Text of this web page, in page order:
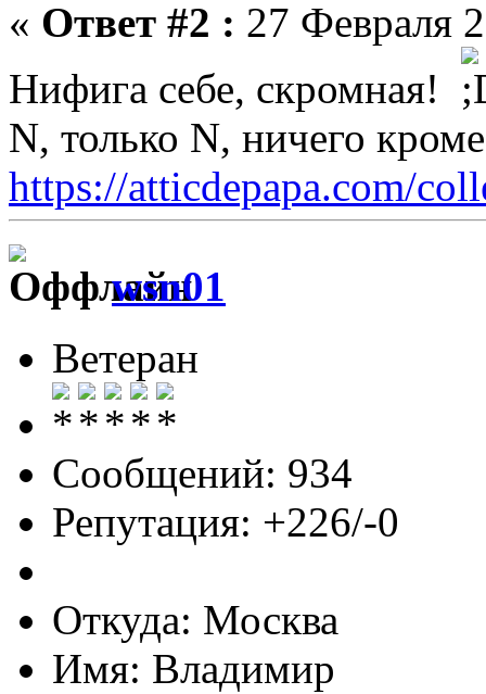
« Ответ #2 : 27 Февраля
Нифига себе, скромная!
N, только N, ничего
https://atticdepapa.com/
wsn01
Ветеран
Сообщений: 934
Репутация: +226/-0
Откуда: Москва
Имя: Владимир